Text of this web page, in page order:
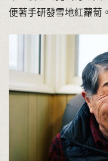
便著手研發雪地紅蘿蔔。